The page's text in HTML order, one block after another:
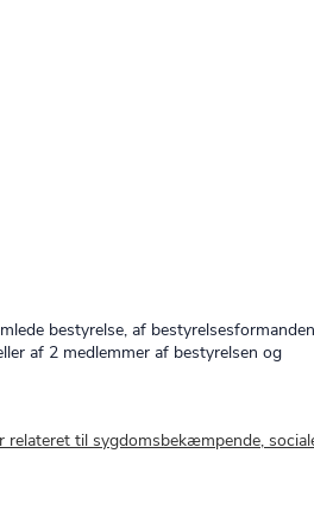
bestyrelse, af bestyrelsesformanden
af 2 medlemmer af bestyrelsen og
relateret til sygdomsbekæmpende,